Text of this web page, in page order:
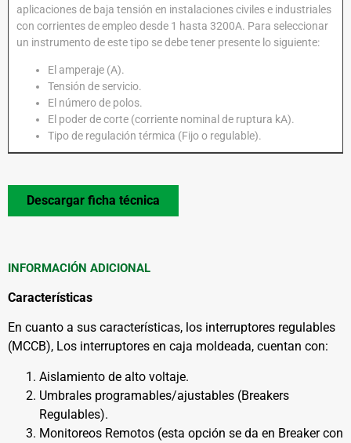
aplicaciones de baja tensión en instalaciones civiles e industriales
con corrientes de empleo desde 1 hasta 3200A. Para seleccionar
un instrumento de este tipo se debe tener presente lo siguiente:
El amperaje (A).
Tensión de servicio.
El número de polos.
El poder de corte (corriente nominal de ruptura kA).
Tipo de regulación térmica (Fijo o regulable).
Descargar ficha técnica
INFORMACIÓN ADICIONAL
Características
En cuanto a sus características, los interruptores regulables
(MCCB), Los interruptores en caja moldeada, cuentan con:
Aislamiento de alto voltaje.
Umbrales programables/ajustables (Breakers
Regulables).
Monitoreos Remotos (esta opción se da en Breaker con